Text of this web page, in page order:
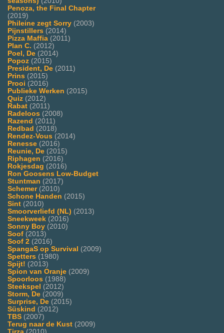
Penoza, the Final Chapter
(2019)
Phileine zegt Sorry (2003)
Pijnstillers (2014)
Pizza Maffia (2011)
Plan C. (2012)
Poel, De (2014)
Popoz (2015)
President, De (2011)
Prins (2015)
Prooi (2016)
Publieke Werken (2015)
Quiz (2012)
Rabat (2011)
Radeloos (2008)
Razend (2011)
Redbad (2018)
Rendez-Vous (2014)
Renesse (2016)
Reunie, De (2015)
Riphagen (2016)
Rokjesdag (2016)
Ron Goosens Low-Budget
Stuntman (2017)
Schemer(2010)
Schone Handen (2015)
Sint (2010)
Smoorverliefd (NL) (2013)
Sneekweek (2016)
Sonny Boy (2010)
Soof (2013)
Soof 2 (2016)
SpangaS op Survival (2009)
Spetters (1980)
Spijt! (2013)
Spion van Oranje (2009)
Spoorloos (1988)
Steekspel (2012)
Storm, De (2009)
Surprise, De (2015)
Süskind (2012)
TBS (2007)
Terug naar de Kust (2009)